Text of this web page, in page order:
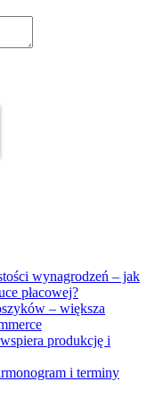
wynagrodzeń – jak
płacowej?
– większa
produkcję i
i terminy